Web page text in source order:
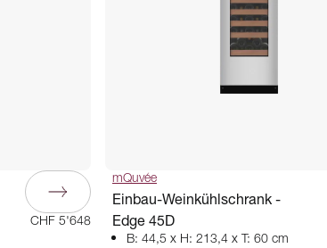
CHF 5'648
mQuvée
Einbau-Weinkühlschrank -
Edge 45D
B: 44,5 x H: 213,4 x T: 60 cm